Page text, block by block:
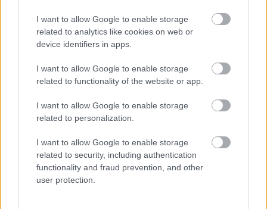
I want to allow Google to enable storage
related to analytics like cookies on web or
device identifiers in apps.
I want to allow Google to enable storage
related to functionality of the website or app.
I want to allow Google to enable storage
related to personalization.
I want to allow Google to enable storage
related to security, including authentication
functionality and fraud prevention, and other
user protection.